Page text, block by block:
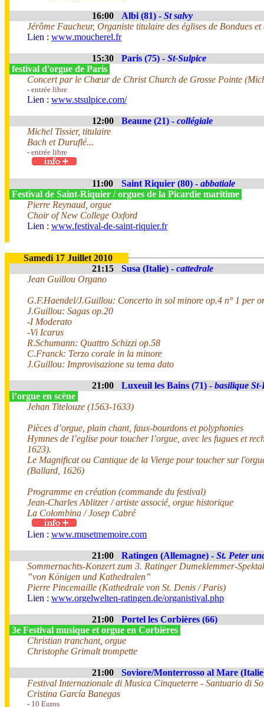
16:00 Albi (81) - St salvy
Jérôme Faucheur, Organiste titulaire des églises de Bondues et
Lien : www.moucherel.fr
15:30 Paris (75) - St-Sulpice
festival d'orgue de Paris
Concert par le Chœur de Christ Church de Grosse Pointe
- entrée libre
Lien : www.stsulpice.com/
12:00 Beaune (21) - collégiale
Michel Tissier, titulaire
Bach et Duruflé...
- entrée libre
11:00 Saint Riquier (80) - abbatiale
Festival de Saint-Riquier / orgues de la Picardie maritime
Pierre Reynaud, orgue
Choir of New College Oxford
Lien : www.festival-de-saint-riquier.fr
Samedi 17 Juillet 2010
21:15
Susa (Italie) - cattedrale
Jean Guillou Organo
G.F.Haendel/J.Guillou: Concerto in sol minore op.4 n° 1 per
J.Guillou: Sagas op.20
-I Moderato
-Vi Icarus
R.Schumann: Quattro Schizzi op.58
C.Franck: Terzo corale in la minore
J.Guillou: Improvisazione su tema dato
21:00 Luxeuil les Bains (71) - basilique
l’orgue en scène
Jehan Titelouze (1563-1633)
Pièces d’orgue, plain chant, faux-bourdons et polyphonies
Hymnes de l’eglise pour toucher l’orgue, avec les fugues et
1623).
Le Magnificat ou Cantique de la Vierge pour toucher sur
(Ballard, 1626)
Programme en création (commande du festival)
Jean-Charles Ablitzer / artiste associé, orgue historique
La Colombina / Josep Cabré
Lien : www.musetmemoire.com
21:00 Ratingen (Allemagne) - St. Peter
Sommernachts-Konzert zum 3. Ratinger Dumeklemmer-
”von Königen und Kathedralen”
Pierre Pincemaille (Kathedrale von St. Denis / Paris)
Lien : www.orgelwelten-ratingen.de/organistival.php
21:00
Portel les Corbières (66)
3e Festival musique et orgue en Corbières
Christian tranchant, orgue
Christophe Grimalt trompette
21:00
Soviore/Monterrosso al Mare
Festival Internazionale di Musica Cinqueterre - Santuario di
Cristina García Banegas
- 10 Euros